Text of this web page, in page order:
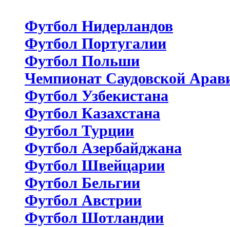
Футбол Нидерландов
Футбол Португалии
Футбол Польши
Чемпионат Саудовской
Футбол Узбекистана
Футбол Казахстана
Футбол Турции
Футбол Азербайджана
Футбол Швейцарии
Футбол Бельгии
Футбол Австрии
Футбол Шотландии